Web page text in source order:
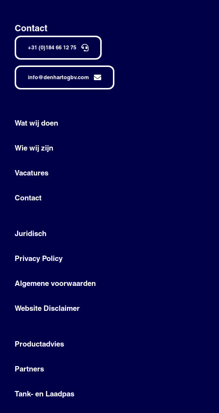
Contact
+31 (0)184 66 12 75
info@denhartogbv.com
Wat wij doen
Wie wij zijn
Vacatures
Contact
Juridisch
Privacy Policy
Algemene voorwaarden
Website Disclaimer
Productadvies
Partners
Tank- en Laadpas